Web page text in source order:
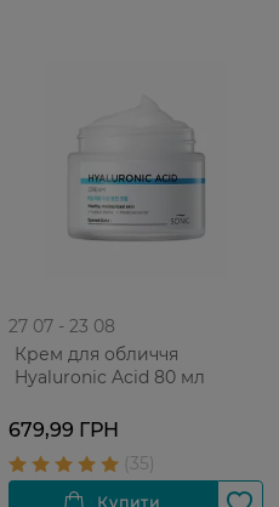
27 07 - 23 08
Крем для обличчя
Hyaluronic Acid 80 мл
679,99 ГРН